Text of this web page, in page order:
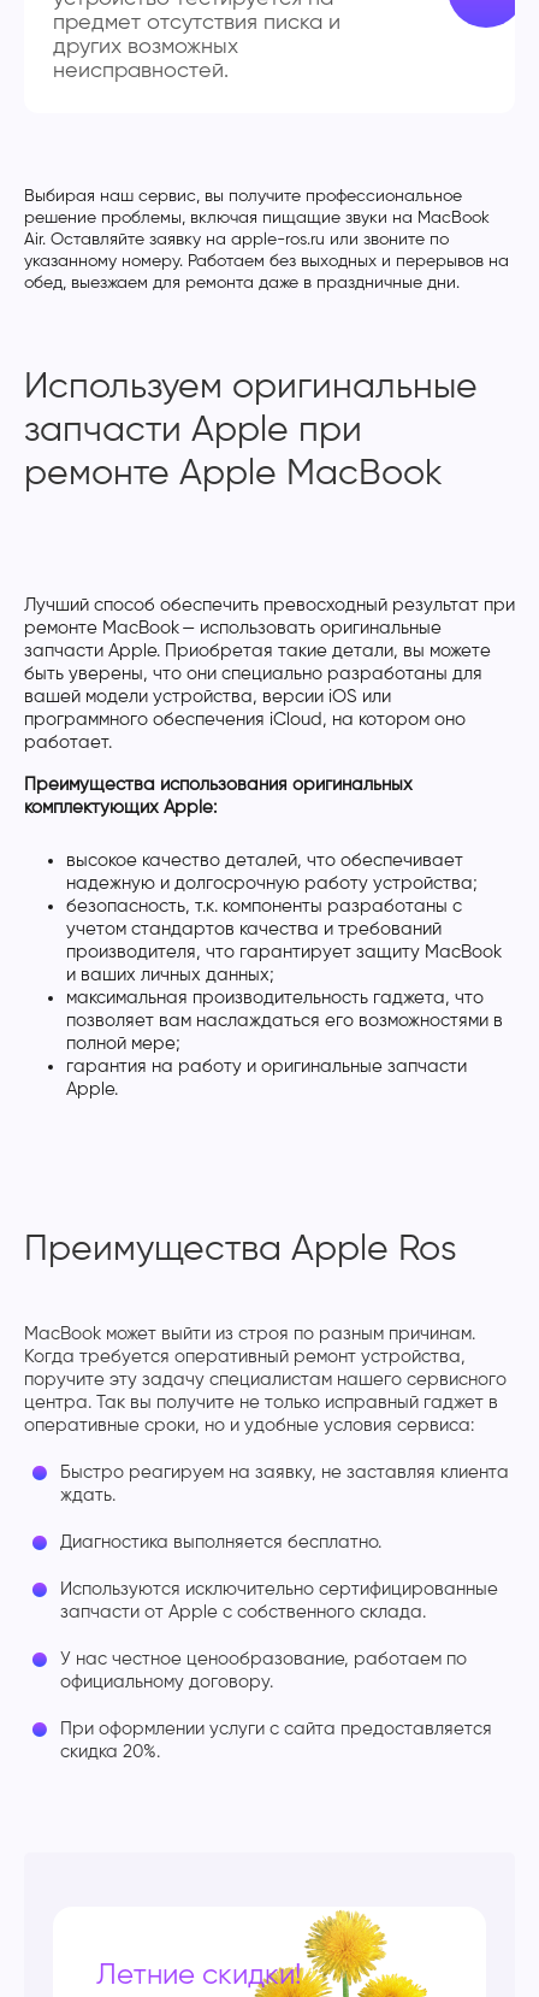
предмет отсутствия писка и
других возможных
неисправностей.
Выбирая наш сервис, вы получите профессиональное
решение проблемы, включая пищащие звуки на MacBook
Air. Оставляйте заявку на apple-ros.ru или звоните по
указанному номеру. Работаем без выходных и перерывов на
обед, выезжаем для ремонта даже в праздничные дни.
Используем оригинальные
запчасти Apple при
ремонте Apple MacBook
Лучший способ обеспечить превосходный результат при
ремонте MacBook — использовать оригинальные
запчасти Apple. Приобретая такие детали, вы можете
быть уверены, что они специально разработаны для
вашей модели устройства, версии iOS или
программного обеспечения iCloud, на котором оно
работает.
Преимущества использования оригинальных
комплектующих Apple:
высокое качество деталей, что обеспечивает
надежную и долгосрочную работу устройства;
безопасность, т.к. компоненты разработаны с
учетом стандартов качества и требований
производителя, что гарантирует защиту MacBook
и ваших личных данных;
максимальная производительность гаджета, что
позволяет вам наслаждаться его возможностями в
полной мере;
гарантия на работу и оригинальные запчасти
Apple.
Преимущества Apple Ros
MacBook может выйти из строя по разным причинам.
Когда требуется оперативный ремонт устройства,
поручите эту задачу специалистам нашего сервисного
центра. Так вы получите не только исправный гаджет в
оперативные сроки, но и удобные условия сервиса:
Быстро реагируем на заявку, не заставляя клиента
ждать.
Диагностика выполняется бесплатно.
Используются исключительно сертифицированные
запчасти от Apple с собственного склада.
У нас честное ценообразование, работаем по
официальному договору.
При оформлении услуги с сайта предоставляется
скидка 20%.
Летние скидки!